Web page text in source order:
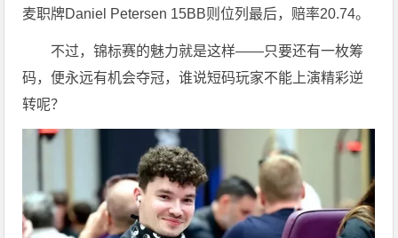
麦职牌Daniel Petersen 15BB则位列最后，赔率20.74。
不过，锦标赛的魅力就是这样——只要还有一枚筹
码，便永远有机会夺冠，谁说短码玩家不能上演精彩逆
转呢？